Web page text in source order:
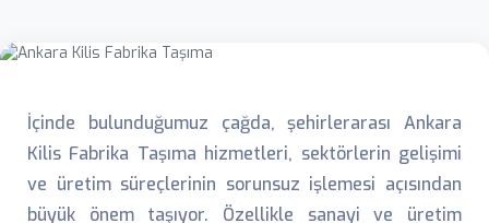
İçinde bulunduğumuz çağda, şehirlerarası Ankara
Kilis Fabrika Taşıma hizmetleri, sektörlerin gelişimi
ve üretim süreçlerinin sorunsuz işlemesi açısından
büyük önem taşıyor. Özellikle sanayi ve üretim